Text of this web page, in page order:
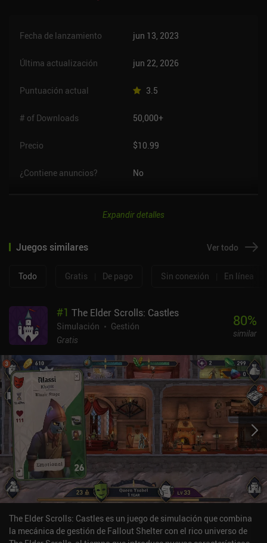
Fecha de lanzamiento jun 13, 2023
Última actualización jun 22, 2026
Puntuación actual 3.5
# of Downloads 50,000+
Precio $10.99
¿Contiene anuncios? No
Expandir detalles
Juegos similares Ver todo
Todo Gratis De pago Sin conexión En línea
#1 The Elder Scrolls: Castles
Simulación
Gestión
Gratis
80%
similar
The Elder Scrolls: Castles es un juego de simulación que combina
la mecánica de gestión de Fallout Shelter con el rico universo de